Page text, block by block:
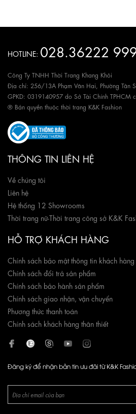
HOTLINE: 028.36222
Công Ty TNHH Thời Trang Khang Khôi
Địa chỉ: 256/13A Phạm Văn Hai, Phường Tân
GPKD: 0319140957 do Sở Tài Chính
® Bản quyền thuộc thời trang K&K Fashion
THÔNG TIN LIÊN HỆ
Về chúng tôi
Liên hệ
Hệ thống 12 Showrooms
Thời trang nữ-Thời trang công sở K&K
HỖ TRỢ KHÁCH HÀNG
Chính sách bảo mật thông tin khách hàng
Chính sách đổi trả sản phẩm
Chính sách bảo hành sản phẩm
Chính sách giao nhận, vận chuyển
Phương thức thanh toán
Chính sách khách hàng thân thiết
Đăng ký để nhận bản tin ưu đãi từ K&K